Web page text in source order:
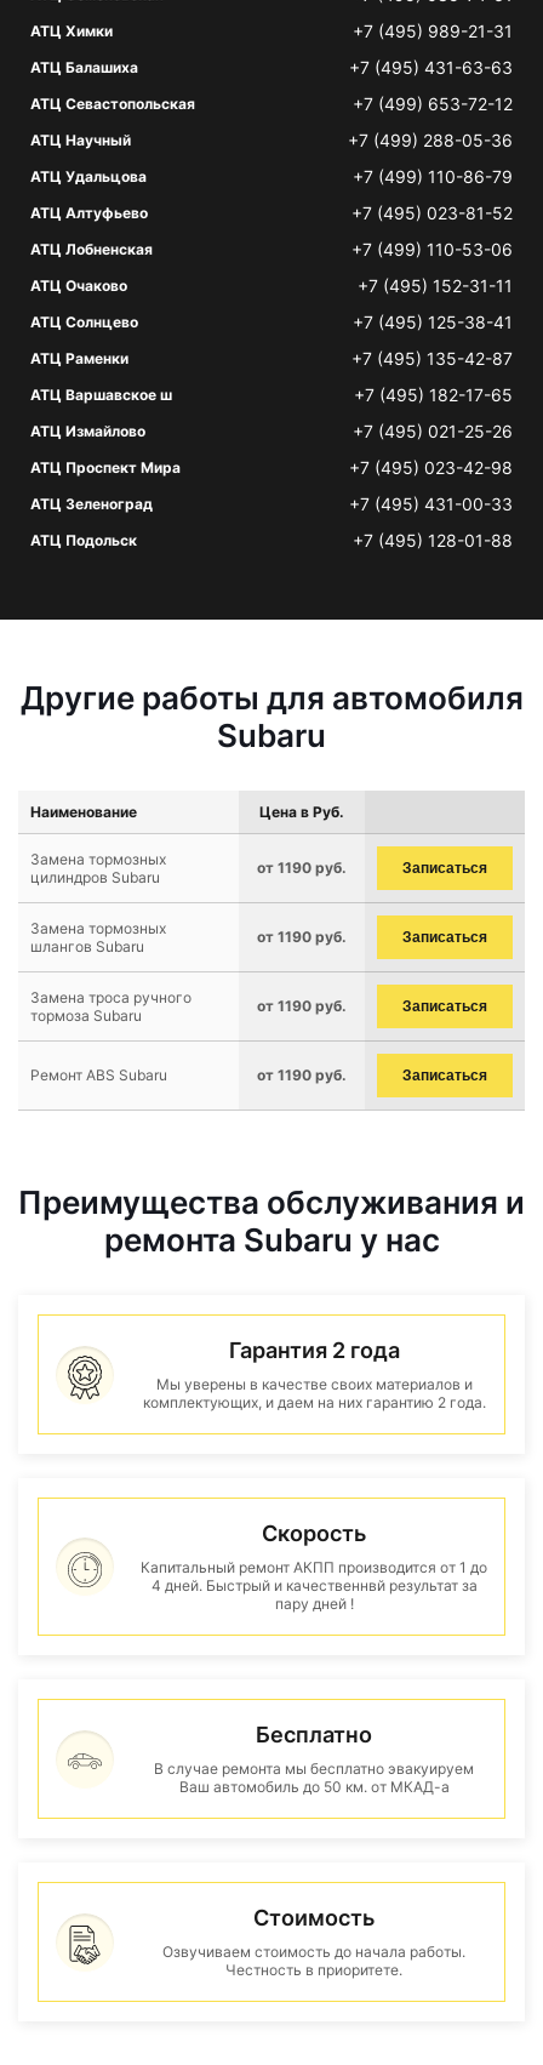
АТЦ Химки +7 (495) 989-21-31
АТЦ Балашиха +7 (495) 431-63-63
АТЦ Севастопольская +7 (499) 653-72-12
АТЦ Научный +7 (499) 288-05-36
АТЦ Удальцова +7 (499) 110-86-79
АТЦ Алтуфьево +7 (495) 023-81-52
АТЦ Лобненская +7 (499) 110-53-06
АТЦ Очаково +7 (495) 152-31-11
АТЦ Солнцево +7 (495) 125-38-41
АТЦ Раменки +7 (495) 135-42-87
АТЦ Варшавское ш +7 (495) 182-17-65
АТЦ Измайлово +7 (495) 021-25-26
АТЦ Проспект Мира +7 (495) 023-42-98
АТЦ Зеленоград +7 (495) 431-00-33
АТЦ Подольск +7 (495) 128-01-88
Другие работы для автомобиля
Subaru
Наименование Цена в Руб.
Замена тормозных
цилиндров Subaru
от 1190 руб. Записаться
Замена тормозных
шлангов Subaru
от 1190 руб. Записаться
Замена троса ручного
тормоза Subaru
от 1190 руб. Записаться
Ремонт ABS Subaru от 1190 руб. Записаться
Преимущества обслуживания и
ремонта Subaru у нас
Гарантия 2 года
Мы уверены в качестве своих материалов и
комплектующих, и даем на них гарантию 2 года.
Скорость
Капитальный ремонт АКПП производится от 1 до
4 дней. Быстрый и качественнвй результат за
пару дней !
Бесплатно
В случае ремонта мы бесплатно эвакуируем
Ваш автомобиль до 50 км. от МКАД-а
Стоимость
Озвучиваем стоимость до начала работы.
Честность в приоритете.